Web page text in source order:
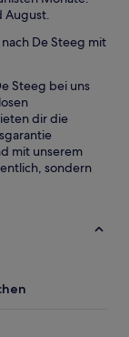
August.
De Steeg mit
Steeg bei uns
dir die
mit unserem
sondern